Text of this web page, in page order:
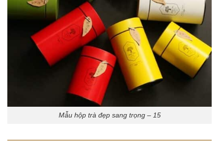
Mẫu hộp trà đẹp sang trọng – 15